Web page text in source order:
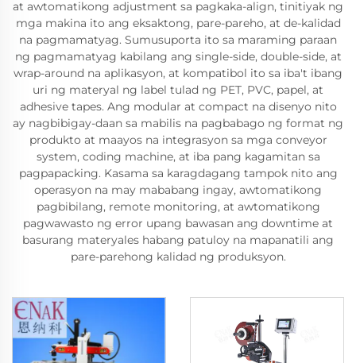
at awtomatikong adjustment sa pagkaka-align, tinitiyak ng
mga makina ito ang eksaktong, pare-pareho, at de-kalidad
na pagmamatyag. Sumusuporta ito sa maraming paraan
ng pagmamatyag kabilang ang single-side, double-side, at
wrap-around na aplikasyon, at kompatibol ito sa iba't ibang
uri ng materyal ng label tulad ng PET, PVC, papel, at
adhesive tapes. Ang modular at compact na disenyo nito
ay nagbibigay-daan sa mabilis na pagbabago ng format ng
produkto at maayos na integrasyon sa mga conveyor
system, coding machine, at iba pang kagamitan sa
pagpapacking. Kasama sa karagdagang tampok nito ang
operasyon na may mababang ingay, awtomatikong
pagbibilang, remote monitoring, at awtomatikong
pagwawasto ng error upang bawasan ang downtime at
basurang materyales habang patuloy na mapanatili ang
pare-parehong kalidad ng produksyon.